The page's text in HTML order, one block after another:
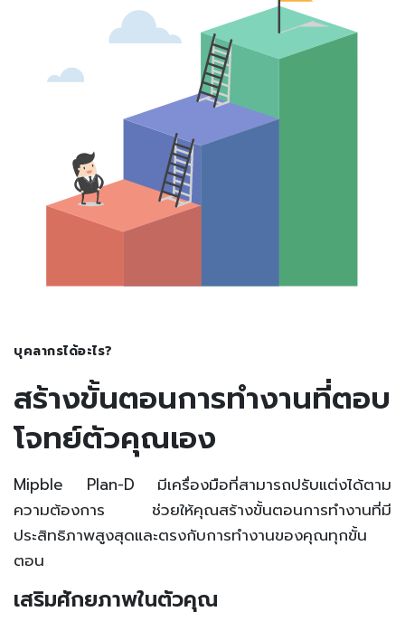
บุคลากรได้อะไร?
สร้างขั้นตอนการทำงานที่ตอบ
โจทย์ตัวคุณเอง
Mipble Plan-D มีเครื่องมือที่สามารถปรับแต่งได้ตาม
ความต้องการ ช่วยให้คุณสร้างขั้นตอนการทำงานที่มี
ประสิทธิภาพสูงสุดและตรงกับการทำงานของคุณทุกขั้น
ตอน
เสริมศักยภาพในตัวคุณ